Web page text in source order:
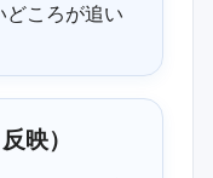
ころが追い
冒頭で確認
映）